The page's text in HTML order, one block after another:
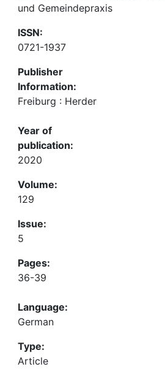
und Gemeindepraxis
ISSN:
0721-1937
Publisher
Information:
Freiburg : Herder
Year of
publication:
2020
Volume:
129
Issue:
5
Pages:
36-39
Language:
German
Type:
Article